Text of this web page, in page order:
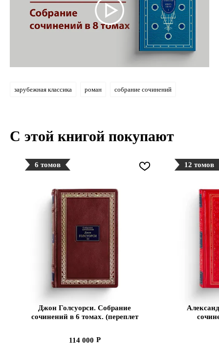
зарубежная классика роман собрание сочинений
С этой книгой покупают
6 томов
Джон Голсуорси. Собрание
сочинений в 6 томах. (переплет
качества)
114 000
12 томов